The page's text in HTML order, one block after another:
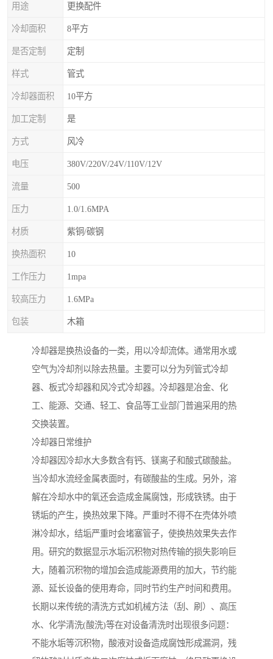
用途 更换配件
冷却面积 8平方
是否定制 定制
样式 管式
冷却器面积 10平方
加工定制 是
方式 风冷
电压 380V/220V/24V/110V/12V
流量 500
压力 1.0/1.6MPA
材质 紫铜/碳钢
换热面积 10
工作压力 1mpa
较高压力 1.6MPa
包装 木箱
冷却器是换热设备的一类，用以冷却流体。通常用水或
空气为冷却剂以除去热量。主要可以分为列管式冷却
器、板式冷却器和风冷式冷却器。冷却器是冶金、化
工、能源、交通、轻工、食品等工业部门普遍采用的热
交换装置。
冷却器日常维护
冷却器因冷却水大多数含有钙、镁离子和酸式碳酸盐。
当冷却水流经金属表面时，有碳酸盐的生成。另外，溶
解在冷却水中的氧还会造成金属腐蚀，形成铁锈。由于
锈垢的产生，换热效果下降。严重时不得不在壳体外喷
淋冷却水，结垢严重时会堵塞管子，使换热效果失去作
用。研究的数据显示水垢沉积物对热传输的损失影响巨
大，随着沉积物的增加会造成能源费用的加大，节约能
源、延长设备的使用寿命，同时节约生产时间和费用。
长期以来传统的清洗方式如机械方法（刮、刷）、高压
水、化学清洗(酸洗)等在对设备清洗时出现很多问题：
不能水垢等沉积物，酸液对设备造成腐蚀形成漏洞，残